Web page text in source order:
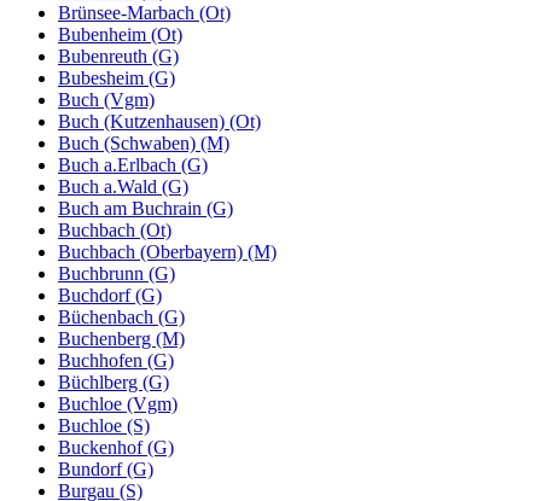
Brünsee-Marbach (Ot)
Bubenheim (Ot)
Bubenreuth (G)
Bubesheim (G)
Buch (Vgm)
Buch (Kutzenhausen) (Ot)
Buch (Schwaben) (M)
Buch a.Erlbach (G)
Buch a.Wald (G)
Buch am Buchrain (G)
Buchbach (Ot)
Buchbach (Oberbayern) (M)
Buchbrunn (G)
Buchdorf (G)
Büchenbach (G)
Buchenberg (M)
Buchhofen (G)
Büchlberg (G)
Buchloe (Vgm)
Buchloe (S)
Buckenhof (G)
Bundorf (G)
Burgau (S)